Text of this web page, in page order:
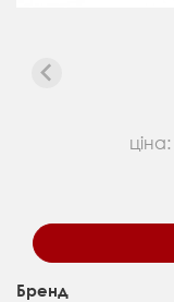
ціна:
Бренд